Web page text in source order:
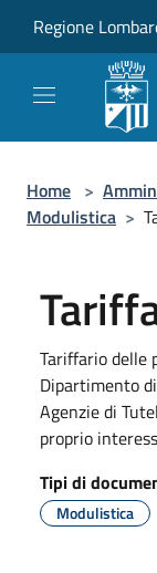
Regione
Home >
Modulistica >
Tariffario delle
Dipartimento
Agenzie di
proprio
Tipi di
Modulistica